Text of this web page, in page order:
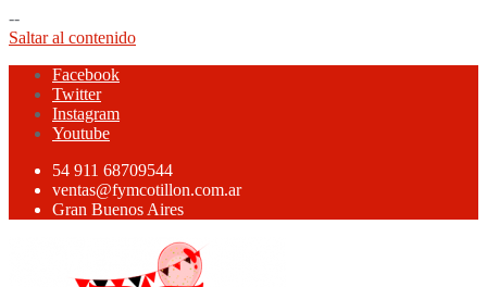
--
Saltar al contenido
Facebook
Twitter
Instagram
Youtube
54 911 68709544
ventas@fymcotillon.com.ar
Gran Buenos Aires